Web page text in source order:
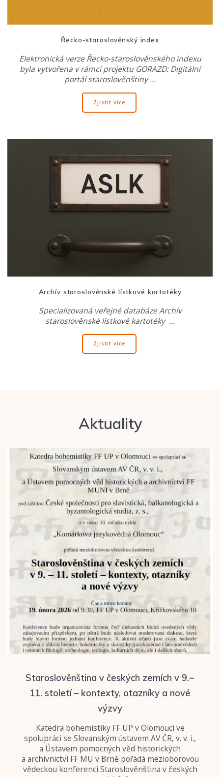
Řecko-staroslověnský index
Elektronická verze Řecko-staroslověnského indexu
byla vytvořena v rámci projektu GORAZD: Digitální
portál staroslověnštiny …
Zjistit více
Archív staroslověnské lístkové kartotéky
Specializovaná veřejné databáze Archív
staroslověnské lístkové kartotéky …
Zjistit více
Aktuality
Staroslověnština v českých zemích v 9. –
11. století – kontexty, otazníky a nové
výzvy
Katedra bohemistiky FF UP v Olomouci ve
spolupráci se Slovanským ústavem AV ČR, v. v. i.,
a Ústavem pomocných věd historických
a archivnictví FF MU v Brně pořádá mezioborovou
vědeckou konferenci Staroslověnština v českých